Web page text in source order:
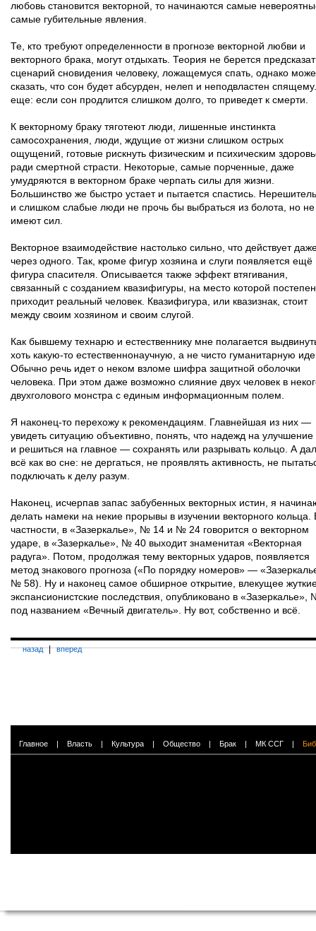
любовь становится векторной, то начинаются самые
самые губительные явления.
Те, кто требуют определенности в прогнозе векторной любви и
векторного брака, могут отдыхать. Теория не берется
сценарий сновидения человеку, ложащемуся спать, однако
сказать, что сон будет абсурден, нелеп и неподвластен
еще: если сон продлится слишком долго, то приведет к смерти.
К векторному браку тяготеют люди, лишенные инстинкта
самосохранения, люди, ждущие от жизни слишком острых
ощущений, готовые рискнуть физическим и психическим
ради смертной страсти. Некоторые, самые порченные, даже
умудряются в векторном браке черпать силы для жизни.
Большинство же быстро устает и пытается спастись.
и слишком слабые люди не прочь бы выбраться из болота, но не
имеют сил.
Векторное взаимодействие настолько сильно, что действует
через одного. Так, кроме фигур хозяина и слуги появляется ещё
фигура спасителя. Описывается также эффект втягивания,
связанный с созданием квазифигуры, на место которой
приходит реальный человек. Квазифигура, или квазизнак, стоит
между своим хозяином и своим слугой.
Как бывшему технарю и естественнику мне полагается
хоть какую-то естественнонаучную, а не чисто гуманитарную
Обычно речь идет о неком взломе шифра защитной оболочки
человека. При этом даже возможно слияние двух человек в
двухголового монстра с единым информационным полем.
Я наконец-то перехожу к рекомендациям. Главнейшая из них —
увидеть ситуацию объективно, понять, что надежд на улучшение
и решиться на главное — сохранять или разрывать кольцо. А
всё как во сне: не дергаться, не проявлять активность, не
подключать к делу разум.
Наконец, исчерпав запас забубенных векторных истин, я
делать намеки на некие прорывы в изучении векторного кольца.
частности, в «Зазеркалье», № 14 и № 24 говорится о векторном
ударе, в «Зазеркалье», № 40 выходит знаменитая «Векторная
радуга». Потом, продолжая тему векторных ударов, появляется
метод знакового прогноза («По порядку номеров» —
№ 58). Ну и наконец самое обширное открытие, влекущее
экспансионистские последствия, опубликовано в «Зазеркалье»,
под названием «Вечный двигатель». Ну вот, собственно и всё.
назад | вперед
Главное | Власть | Культура | Общество | Брак | МК ССГ |